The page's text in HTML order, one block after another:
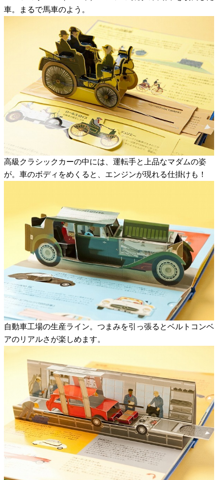
車。まるで馬車のよう。
高級クラシックカーの中には、運転手と上品なマダムの姿
が。車のボディをめくると、エンジンが現れる仕掛けも！
自動車工場の生産ライン。つまみを引っ張るとベルトコンベ
アのリアルさが楽しめます。